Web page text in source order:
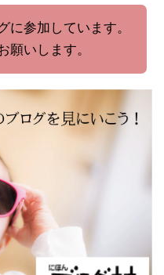
に参加しています。
願いします。